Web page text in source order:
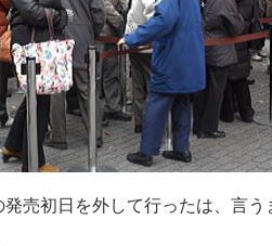
発売初日を外して行ったは、言